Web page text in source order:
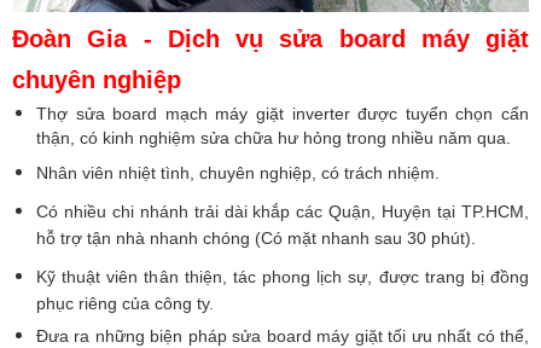
Đoàn Gia - Dịch vụ sửa board máy giặt
chuyên nghiệp
Thợ sửa board mạch máy giặt inverter được tuyển chọn cẩn
thận, có kinh nghiệm sửa chữa hư hỏng trong nhiều năm qua.
Nhân viên nhiệt tình, chuyên nghiệp, có trách nhiệm.
Có nhiều chi nhánh trải dài khắp các Quận, Huyện tại TP.HCM,
hỗ trợ tận nhà nhanh chóng (Có mặt nhanh sau 30 phút).
Kỹ thuật viên thân thiện, tác phong lịch sự, được trang bị đồng
phục riêng của công ty.
Đưa ra những biện pháp sửa board máy giặt tối ưu nhất có thể,